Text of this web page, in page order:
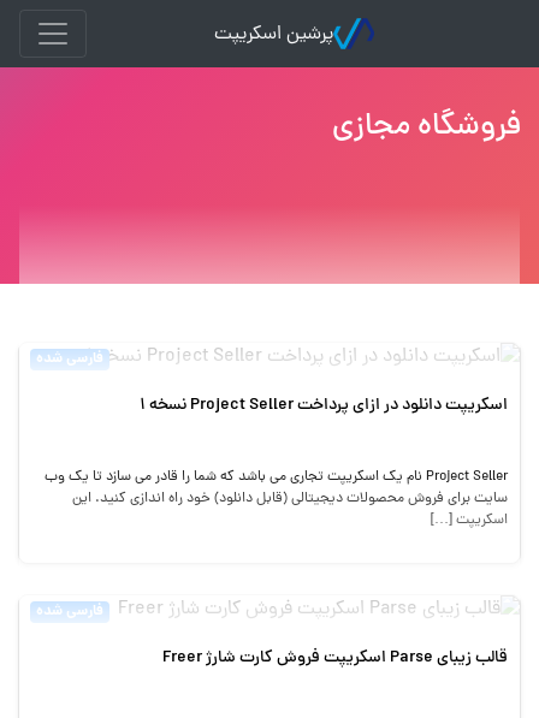
پرشین اسکریپت
فروشگاه مجازی
فارسی شده
اسکریپت دانلود در ازای پرداخت Project Seller نسخه 1
Project Seller نام یک اسکریپت تجاری می باشد که شما را قادر می سازد تا یک وب
سایت برای فروش محصولات دیجیتالی (قابل دانلود) خود راه اندازی کنید. این
اسکریپت […]
فارسی شده
قالب زیبای Parse اسکریپت فروش کارت شارژ Freer